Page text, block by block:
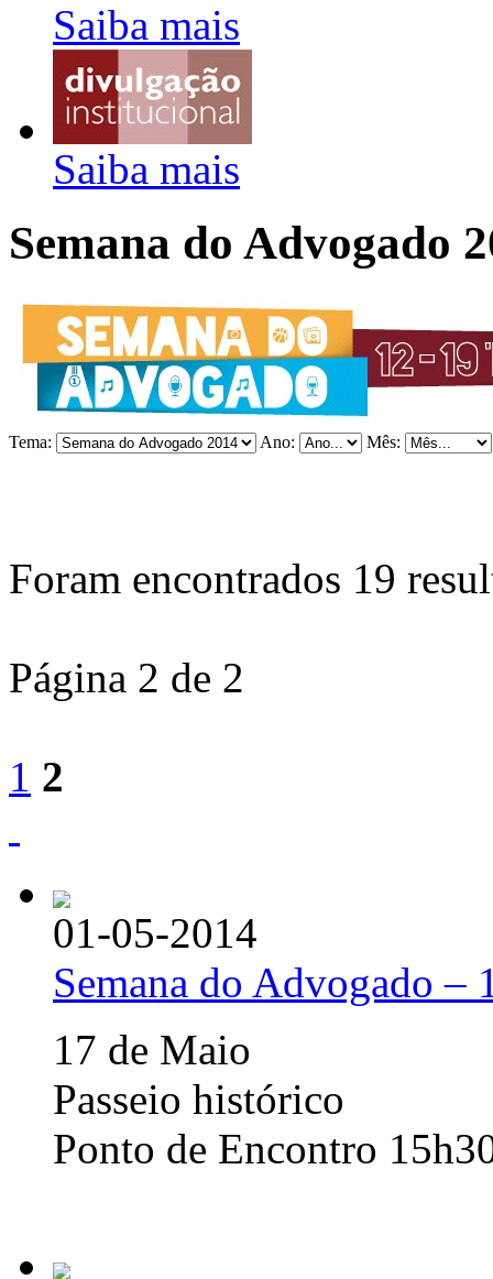
Saiba mais
Saiba mais
Semana do Advogado
Tema: Ano: Mês:
Foram encontrados 19
Página 2 de 2
1 2
01-05-2014
Semana do Advogado –
17 de Maio
Passeio histórico
Ponto de Encontro